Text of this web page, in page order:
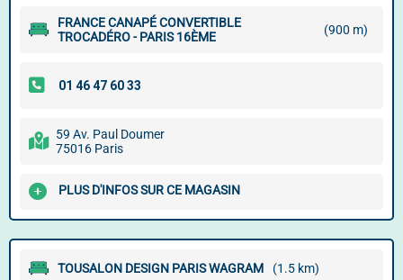
FRANCE CANAPÉ CONVERTIBLE
TROCADÉRO - PARIS 16ÈME
(900 m)
59 Av. Paul Doumer
75016 Paris
PLUS D'INFOS SUR CE MAGASIN
TOUSALON DESIGN PARIS WAGRAM (1.5 km)